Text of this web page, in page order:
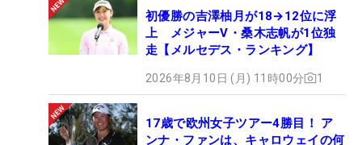
初優勝の吉澤柚月が18→12位に浮
上 メジャーV・桑木志帆が1位独
走【メルセデス・ランキング】
2026年8月10日 (月) 11時00分 1
17歳で欧州女子ツアー4勝目！ ア
ンナ・ファンは、キャロウェイの何